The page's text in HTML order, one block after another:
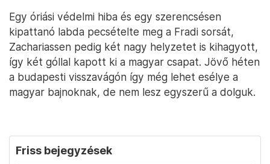
Egy óriási védelmi hiba és egy szerencsésen
kipattanó labda pecsételte meg a Fradi sorsát,
Zachariassen pedig két nagy helyzetet is kihagyott,
így két góllal kapott ki a magyar csapat. Jövő héten
a budapesti visszavágón így még lehet esélye a
magyar bajnoknak, de nem lesz egyszerű a dolguk.
Friss bejegyzések